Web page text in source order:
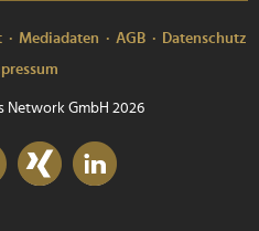
Mediadaten AGB
Datenschutz
Network GmbH 2026